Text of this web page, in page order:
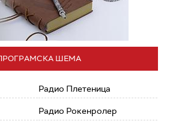
ШЕМА
Радио Плетеница
Радио Рокенролер